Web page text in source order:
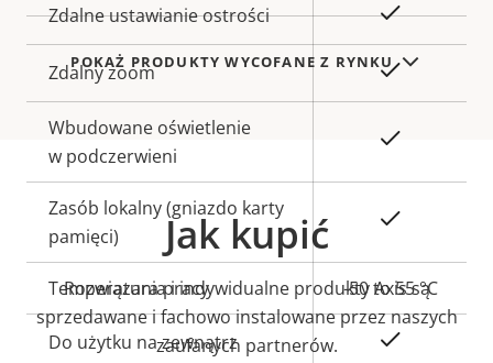
Opis
nieruchomości
Wartość
nieruchomości
Zdalne ustawianie ostrości Tak
Zdalny zoom Tak
Wbudowane oświetlenie
w podczerwieni
Zasób lokalny (gniazdo karty
pamięci)
Temperatura pracy -50 to 55 °C
Do użytku na zewnątrz
POKAŻ PRODUKTY WYCOFANE Z RYNKU
Jak kupić
Rozwiązania i indywidualne produkty Axis są
sprzedawane i fachowo instalowane przez naszych
zaufanych partnerów.